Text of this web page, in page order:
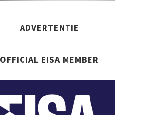
ADVERTENTIE
OFFICIAL EISA MEMBER